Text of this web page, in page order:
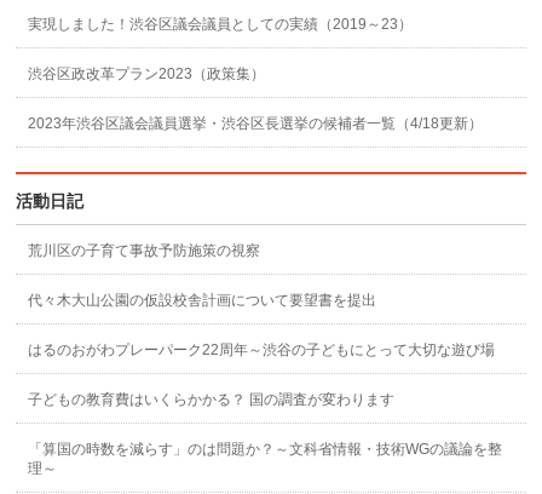
実現しました！渋谷区議会議員としての実績（2019～23）
渋谷区政改革プラン2023（政策集）
2023年渋谷区議会議員選挙・渋谷区長選挙の候補者一覧（4/18更新）
活動日記
荒川区の子育て事故予防施策の視察
代々木大山公園の仮設校舎計画について要望書を提出
はるのおがわプレーパーク22周年～渋谷の子どもにとって大切な遊び場
子どもの教育費はいくらかかる？ 国の調査が変わります
「算国の時数を減らす」のは問題か？～文科省情報・技術WGの議論を整
理～